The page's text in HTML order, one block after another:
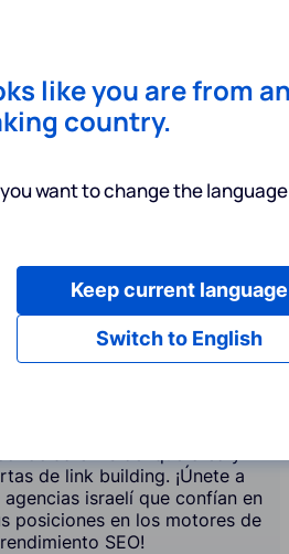
to check
browse.
Servicios
Español
de Link
en Israel que crea y
de link building. ¡Únete a
israelí que confían en
posiciones en los motores de
SEO!
like you are from
country.
want to change the
Switch to English
Keep current language